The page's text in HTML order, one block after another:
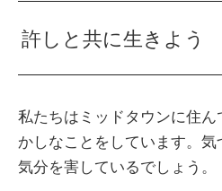
許しと共に生きよう
私たちはミッドタウンに住
かしなことをしています。
気分を害しているでしょう。